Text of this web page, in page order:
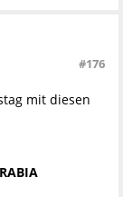
#176
mit diesen